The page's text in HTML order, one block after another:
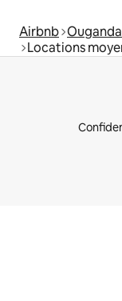
Airbnb Ouganda
Locations